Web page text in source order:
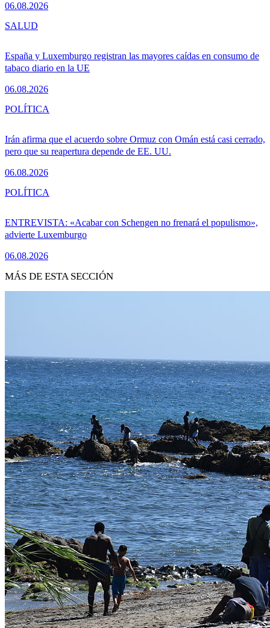
06.08.2026
España y Luxemburgo registran las mayores caídas en consumo de
tabaco diario en la UE
06.08.2026
SALUD
Irán afirma que el acuerdo sobre Ormuz con Omán está casi cerrado,
pero que su reapertura depende de EE. UU.
06.08.2026
POLÍTICA
ENTREVISTA: «Acabar con Schengen no frenará el populismo»,
advierte Luxemburgo
06.08.2026
POLÍTICA
MÁS DE ESTA SECCIÓN